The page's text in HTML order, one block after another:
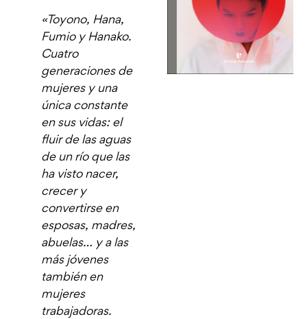
«Toyono, Hana,
Fumio y Hanako.
Cuatro
generaciones de
mujeres y una
única constante
en sus vidas: el
fluir de las aguas
de un río que las
ha visto nacer,
crecer y
convertirse en
esposas, madres,
abuelas… y a las
más jóvenes
también en
mujeres
trabajadoras.